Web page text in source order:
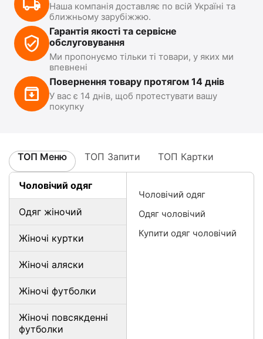
Наша компанія доставляє по всій Україні та
ближньому зарубіжжю.
Гарантія якості та сервісне
обслуговування
Ми пропонуємо тільки ті товари, у яких ми
впевнені
Повернення товару протягом 14 днів
У вас є 14 днів, щоб протестувати вашу
покупку
ТОП Меню ТОП Запити ТОП Картки
Чоловічий одяг
Одяг жіночий
Жіночі куртки
Жіночі аляски
Жіночі футболки
Жіночі повсякденні
футболки
Чоловічий одяг
Одяг чоловічий
Купити одяг чоловічий